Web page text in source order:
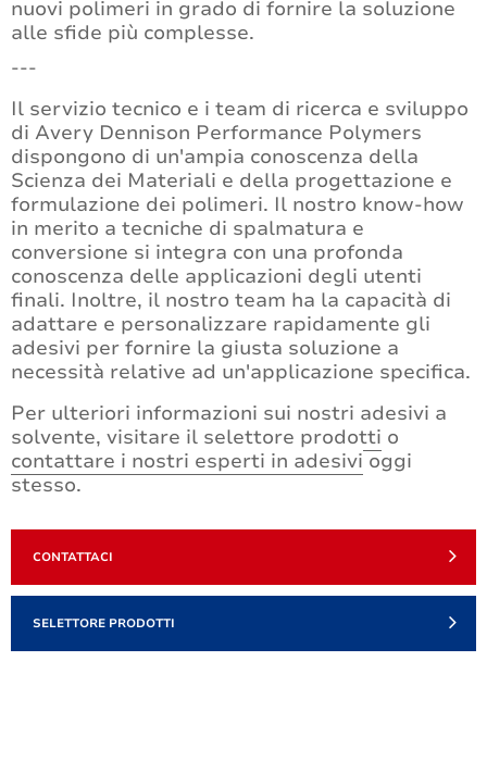
nuovi polimeri in grado di fornire la soluzione
alle sfide più complesse.
---
Il servizio tecnico e i team di ricerca e sviluppo
di Avery Dennison Performance Polymers
dispongono di un'ampia conoscenza della
Scienza dei Materiali e della progettazione e
formulazione dei polimeri. Il nostro know-how
in merito a tecniche di spalmatura e
conversione si integra con una profonda
conoscenza delle applicazioni degli utenti
finali. Inoltre, il nostro team ha la capacità di
adattare e personalizzare rapidamente gli
adesivi per fornire la giusta soluzione a
necessità relative ad un'applicazione specifica.
Per ulteriori informazioni sui nostri adesivi a
solvente, visitare il selettore prodotti o
contattare i nostri esperti in adesivi oggi
stesso.
CONTATTACI
SELETTORE PRODOTTI